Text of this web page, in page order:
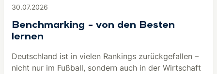
30.07.2026
Benchmarking – von den Besten
lernen
Deutschland ist in vielen Rankings zurückgefallen –
nicht nur im Fußball, sondern auch in der Wirtschaft